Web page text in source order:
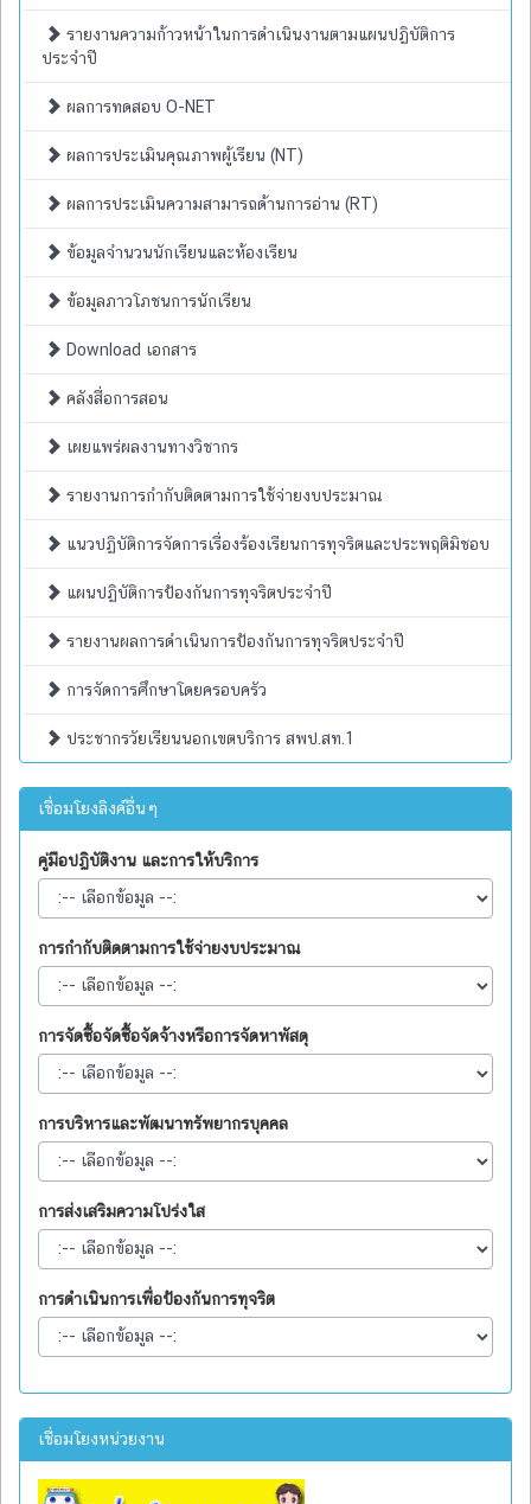
รายงานความก้าวหน้าในการดำเนินงานตามแผนปฏิบัติการ
ประจำปี
ผลการทดสอบ O-NET
ผลการประเมินคุณภาพผู้เรียน (NT)
ผลการประเมินความสามารถด้านการอ่าน (RT)
ข้อมูลจำนวนนักเรียนและห้องเรียน
ข้อมูลภาวโภชนการนักเรียน
Download เอกสาร
คลังสื่อการสอน
เผยแพร่ผลงานทางวิชากร
รายงานการกำกับติดตามการใช้จ่ายงบประมาณ
แนวปฏิบัติการจัดการเรื่องร้องเรียนการทุจริตและประพฤติมิชอบ
แผนปฏิบัติการป้องกันการทุจริตประจำปี
รายงานผลการดำเนินการป้องกันการทุจริตประจำปี
การจัดการศึกษาโดยครอบครัว
ประชากรวัยเรียนนอกเขตบริการ สพป.สท.1
เชื่อมโยงลิงค์อื่นๆ
คู่มือปฏิบัติงาน และการให้บริการ
การกำกับติดตามการใช้จ่ายงบประมาณ
การจัดซื้อจัดซื้อจัดจ้างหรือการจัดหาพัสดุ
การบริหารและพัฒนาทรัพยากรบุคคล
การส่งเสริมความโปร่งใส
การดำเนินการเพื่อป้องกันการทุจริต
เชื่อมโยงหน่วยงาน